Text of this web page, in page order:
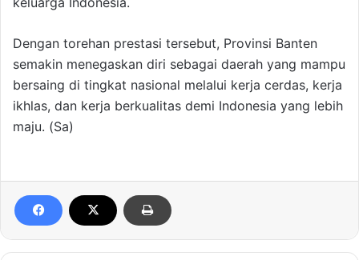
Dengan torehan prestasi tersebut, Provinsi Banten
semakin menegaskan diri sebagai daerah yang mampu
bersaing di tingkat nasional melalui kerja cerdas, kerja
ikhlas, dan kerja berkualitas demi Indonesia yang lebih
maju. (Sa)